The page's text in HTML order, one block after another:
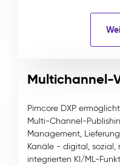
Multichannel-
Pimcore DXP
Multi-Channel-
Management,
Kanäle - digital, sozial,
integrierten KI/ML-